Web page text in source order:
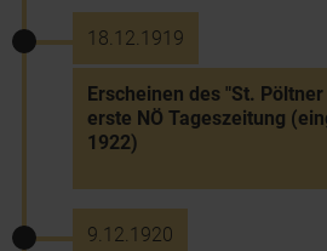
18.12.1919
Erscheinen des "St.
erste NÖ Tageszeitung
1922)
9.12.1920